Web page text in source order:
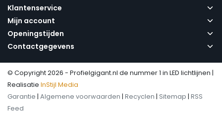
Klantenservice
Mijn account
Openingstijden
Contactgegevens
© Copyright 2026 - Profielgigant.nl de nummer 1 in LED lichtlijnen |
Realisatie InStijl Media
Garantie | Algemene voorwaarden | Recyclen | Sitemap | RSS
Feed